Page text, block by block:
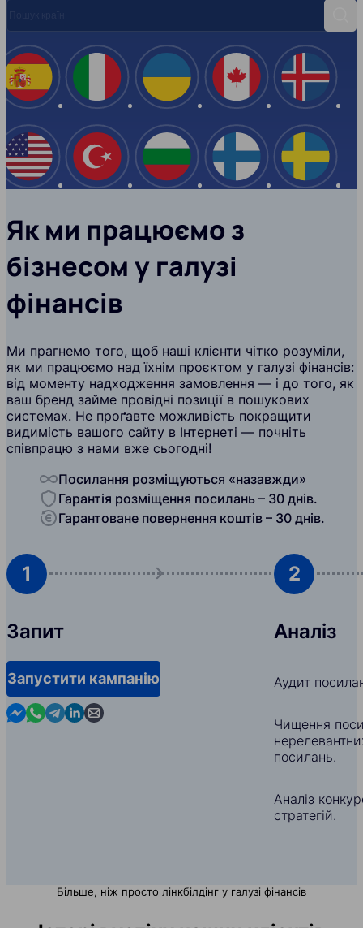
Іспанія
США
Італія
Туреччина
Україна
Болгарія
Канада
Фінляндія Швеція
Як ми працюємо з
бізнесом у галузі
фінансів
Ми прагнемо того, щоб наші клієнти чітко розуміли,
як ми працюємо над їхнім проєктом у галузі фінансів:
від моменту надходження замовлення — і до того, як
ваш бренд займе провідні позиції в пошукових
системах. Не проґавте можливість покращити
видимість вашого сайту в Інтернеті — почніть
співпрацю з нами вже сьогодні!
Посилання розміщуються «назавжди»
Гарантія розміщення посилань – 30 днів.
Гарантоване повернення коштів – 30 днів.
1
Запит
Запустити кампанію
Contact us in Messenger
Contact us in WhatsApp
Contact us in Telegram
Contact us in Linkedin
Contact us by email
2
Аналіз
Аудит
Чищення
посилань.
Аналіз
стратегій.
Більше, ніж просто лінкбілдінг у галузі фінансів